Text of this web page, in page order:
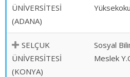
ÜNİVERSİTESİ
(ADANA)
SELÇUK
ÜNİVERSİTESİ
(KONYA)
Sosyal
Meslek